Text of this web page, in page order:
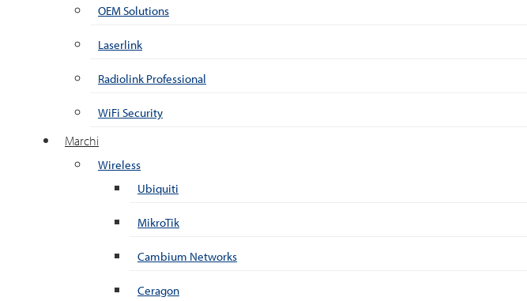
OEM Solutions
Laserlink
Radiolink Professional
WiFi Security
Marchi
Wireless
Ubiquiti
MikroTik
Cambium Networks
Ceragon